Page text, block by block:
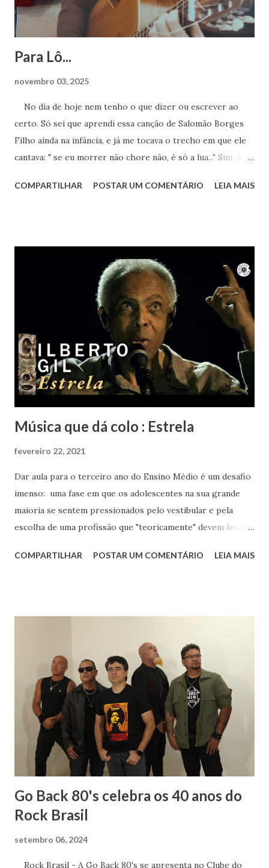
Para Lô...
novembro 03, 2025
No dia de hoje nem tenho o que dizer ou escrever ao
certo. Só sei que aprendi essa canção de Salomão Borges
Filho ainda na infância, e já me tocava o trecho em que ele
cantava: " se eu morrer não chore não, é só a lua..." Sim, foi a
obra. Achei este registro de 2023, num dia que essa música
Cabelo". Vai em paz Lô... Obrigada por tanto.
COMPARTILHAR POSTAR UM COMENTÁRIO LEIA MAIS
Música que dá colo : Estrela
fevereiro 22, 2021
Dar aula para o terceiro ano do Ensino Médio é um desafio
imenso: uma fase em que os adolescentes na sua grande
maioria se sentem pressionados pelo vestibular e pela
escolha de uma profissão que "teoricamente" devem levar
gostava muito de música, de livros, de escrever, de falar e
Letras, onde teria minha licenciatura e poderia aprender
mais sobre os autores que já faziam parte de minha vida.
Sempre gostei muito das aulas de História: para entender
literatura é importante saber sobre o contexto histórico
da obra, quais os acontecimentos determinantes na
sociedade da época. Tive ótimos professores de História
no Fundamental, no Médio e na Faculdade mas um do
terceiro ano dividia comigo um amor: a mús...
COMPARTILHAR POSTAR UM COMENTÁRIO LEIA MAIS
Go Back 80's celebra os 40 anos do
Rock Brasil
setembro 06, 2024
Rock Brasil - A Go Back 80's se apresenta no Clube do